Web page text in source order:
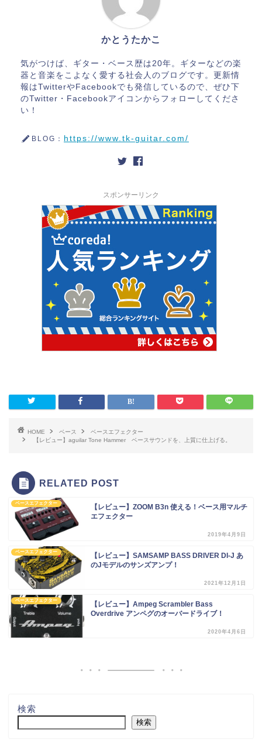
かとうたかこ
気がつけば、ギター・ベース歴は20年。ギターなどの楽
器と音楽をこよなく愛する社会人のブログです。更新情
報はTwitterやFacebookでも発信しているので、ぜひ下
のTwitter・Facebookアイコンからフォローしてくださ
い！
BLOG： https://www.tk-guitar.com/
スポンサーリンク
HOME ベース
ベースエフェクター
【レビュー】aguilar Tone Hammer ベースサウンドを、上質に仕上げる。
RELATED POST
ベースエフェクター
【レビュー】ZOOM B3n 使える！ベース用マルチ
エフェクター
2019年4月9日
ベースエフェクター
【レビュー】SAMSAMP BASS DRIVER DI-J あ
のJモデルのサンズアンプ！
2021年12月1日
ベースエフェクター
【レビュー】Ampeg Scrambler Bass
Overdrive アンペグのオーバードライブ！
2020年4月6日
検索
検索